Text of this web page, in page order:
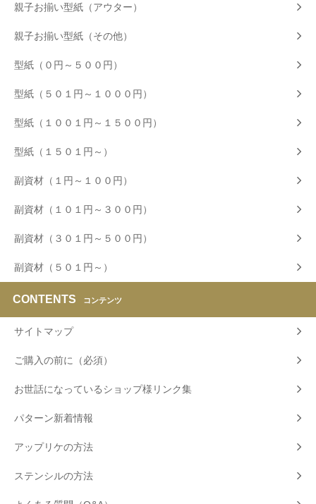
親子お揃い型紙（アウター）
親子お揃い型紙（その他）
型紙（０円～５００円）
型紙（５０１円～１０００円）
型紙（１００１円～１５００円）
型紙（１５０１円～）
副資材（１円～１００円）
副資材（１０１円～３００円）
副資材（３０１円～５００円）
副資材（５０１円～）
CONTENTS コンテンツ
サイトマップ
ご購入の前に（必須）
お世話になっているショップ様リンク集
パターン新着情報
アップリケの方法
ステンシルの方法